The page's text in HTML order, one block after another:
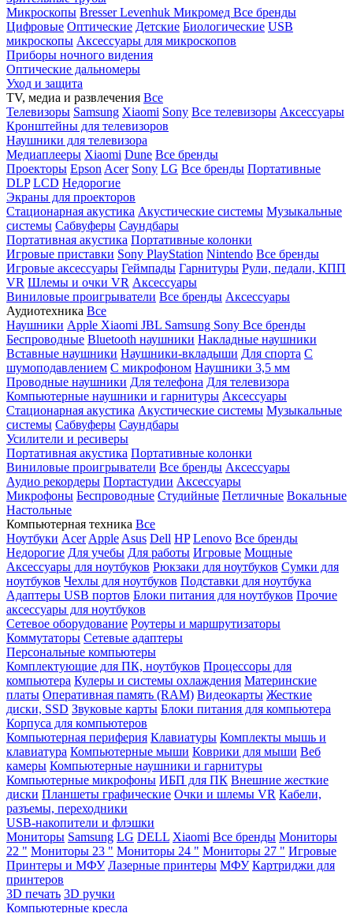
Микроскопы BresserLevenhuk Микромед Все бренды
Цифровые Оптические Детские Биологические USB
микроскопы Аксессуары для микроскопов
Приборы ночного видения
Оптические дальномеры
Уход и защита
TV, медиа и развлечения Все
Телевизоры Samsung Xiaomi Sony Все телевизоры Аксессуары
Кронштейны для телевизоров
Наушники для телевизора
Медиаплееры Xiaomi Dune Все бренды
Проекторы Epson Acer Sony LG Все бренды Портативные
DLP LCD Недорогие
Экраны для проекторов
Стационарная акустика Акустические системы Музыкальные
системы Сабвуферы Саундбары
Портативная акустика Портативные колонки
Игровые приставки Sony PlayStation Nintendo Все бренды
Игровые аксессуары Геймпады Гарнитуры Рули, педали, КПП
VR Шлемы и очки VR Аксессуары
Виниловые проигрыватели Все бренды Аксессуары
Аудиотехника Все
Наушники Apple Xiaomi JBL Samsung Sony Все бренды
Беспроводные Bluetooth наушники Накладные наушники
Вставные наушники Наушники-вкладыши Для спорта С
шумоподавлением С микрофоном Наушники 3,5 мм
Проводные наушники Для телефона Для телевизора
Компьютерные наушники и гарнитуры Аксессуары
Стационарная акустика Акустические системы Музыкальные
системы Сабвуферы Саундбары
Усилители и ресиверы
Портативная акустика Портативные колонки
Виниловые проигрыватели Все бренды Аксессуары
Аудио рекордеры Портастудии Аксессуары
Микрофоны Беспроводные Студийные Петличные Вокальные
Настольные
Компьютерная техника Все
Ноутбуки Acer Apple Asus Dell HP Lenovo Все бренды
Недорогие Для учебы Для работы Игровые Мощные
Аксессуары для ноутбуков Рюкзаки для ноутбуков Сумки для
ноутбуков Чехлы для ноутбуков Подставки для ноутбука
Адаптеры USB портов Блоки питания для ноутбуков Прочие
аксессуары для ноутбуков
Сетевое оборудование Роутеры и маршрутизаторы
Коммутаторы Сетевые адаптеры
Персональные компьютеры
Комплектующие для ПК, ноутбуков Процессоры для
компьютера Кулеры и системы охлаждения Материнские
платы Оперативная память (RAM) Видеокарты Жесткие
диски, SSD Звуковые карты Блоки питания для компьютера
Корпуса для компьютеров
Компьютерная периферия Клавиатуры Комплекты мышь и
клавиатура Компьютерные мыши Коврики для мыши Веб
камеры Компьютерные наушники и гарнитуры
Компьютерные микрофоны ИБП для ПК Внешние жесткие
диски Планшеты графические Очки и шлемы VR Кабели,
разъемы, переходники
USB-накопители и флэшки
Мониторы Samsung LG DELL Xiaomi Все бренды Мониторы
22 " Мониторы 23 " Мониторы 24 " Мониторы 27 " Игровые
Принтеры и МФУ Лазерные принтеры МФУ Картриджи для
принтеров
3D печать 3D ручки
Компьютерные кресла